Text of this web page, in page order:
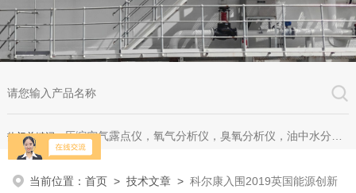
热门关键词：压缩空气露点仪，氧气分析仪，臭氧分析仪，油中水分析仪，超声波测漏仪。
当前位置：首页 >技术文章 >科尔康入围2019英国能源创新